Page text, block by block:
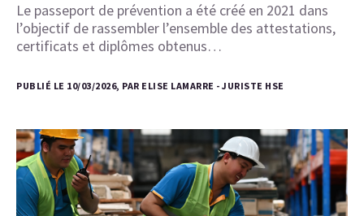
Le passeport de prévention a été créé en 2021 dans
l’objectif de rassembler l’ensemble des attestations,
certificats et diplômes obtenus…
PUBLIÉ LE 10/03/2026, PAR ELISE LAMARRE - JURISTE HSE